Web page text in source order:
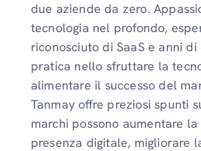
due aziende da zero.
tecnologia nel profondo,
riconosciuto di SaaS e anni
pratica nello sfruttare la
alimentare il successo del
Tanmay offre preziosi spunti
marchi possono aumentare
presenza digitale, migliorare